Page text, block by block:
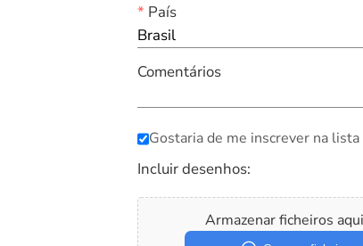
* País
Brasil
Comentários
Gostaria de me inscrever na
Incluir desenhos:
Armazenar ficheiros